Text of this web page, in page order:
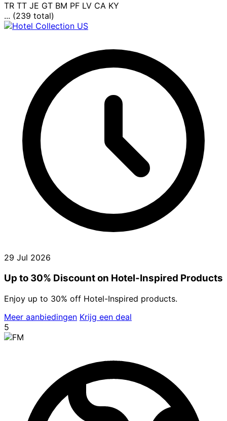
TR TT JE GT BM PF LV CA KY
... (239 total)
29 Jul 2026
Up to 30% Discount on Hotel-Inspired Products
Enjoy up to 30% off Hotel-Inspired products.
Meer aanbiedingen Krijg een deal
5